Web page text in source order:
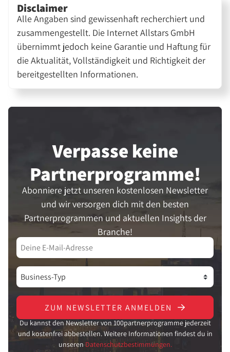
Disclaimer
Alle Angaben sind gewissenhaft recherchiert und
zusammengestellt. Die Internet Allstars GmbH
übernimmt jedoch keine Garantie und Haftung für
die Aktualität, Vollständigkeit und Richtigkeit der
bereitgestellten Informationen.
Verpasse keine
Partner­programme!
Abonniere jetzt unseren kostenlosen Newsletter
und wir versorgen dich mit den besten
Partnerprogrammen und aktuellen Insights der
Branche!
ZUM NEWSLETTER ANMELDEN
Du kannst den Newsletter von 100partnerprogramme jederzeit
und kostenfrei abbestellen. Weitere Informationen findest du in
unseren Datenschutzbestimmungen.